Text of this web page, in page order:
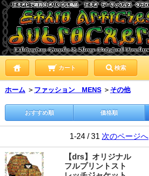
カート 検索
ホーム ＞ ファッション MENS ＞ その他
おすすめ順 価格順
1-24 / 31 次のページへ
【drs】オリジナル
フルプリントスト